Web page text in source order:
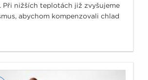
Při nižších teplotách již zvyšujeme
abychom kompenzovali chlad